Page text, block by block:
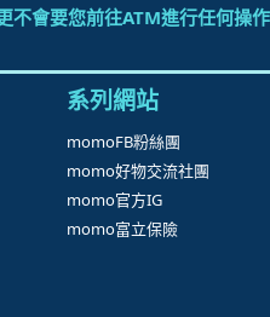
會要您前往ATM進行任何
系列網站
momoFB粉絲團
momo好物交流社團
momo官方IG
momo富立保險